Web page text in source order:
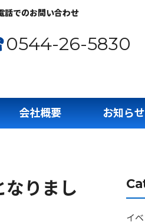
話でのお問い合わせ
0544-26-5830
会社概要 お知らせ
りまし
イ